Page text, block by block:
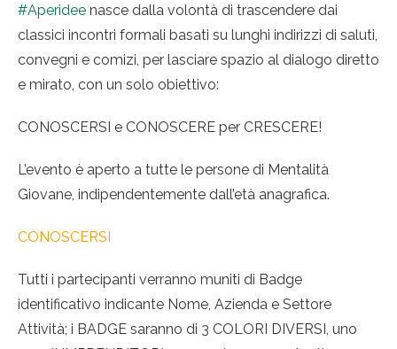
#Aperidee nasce dalla volontà di trascendere dai
classici incontri formali basati su lunghi indirizzi di saluti,
convegni e comizi, per lasciare spazio al dialogo diretto
e mirato, con un solo obiettivo:
CONOSCERSI e CONOSCERE per CRESCERE!
L’evento è aperto a tutte le persone di Mentalità
Giovane, indipendentemente dall’età anagrafica.
CONOSCERSI
Tutti i partecipanti verranno muniti di Badge
identificativo indicante Nome, Azienda e Settore
Attività; i BADGE saranno di 3 COLORI DIVERSI, uno